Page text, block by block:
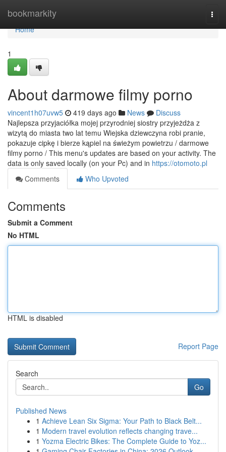
bookmarkity
Home
Home
1
About darmowe filmy porno
vincent1h07uvw5 419 days ago News
Discuss
Najlepsza przyjaciółka mojej przyrodniej siostry przyjeżdża z
wizytą do miasta two lat temu Wiejska dziewczyna robi pranie,
pokazuje cipkę i bierze kąpiel na świeżym powietrzu / darmowe
filmy porno / This menu's updates are based on your activity. The
data is only saved locally (on your Pc) and in https://otomoto.pl
Comments
Who Upvoted
Comments
Submit a Comment
No HTML
HTML is disabled
Report Page
Search
Go
Published News
1 Achieve Lean Six Sigma: Your Path to Black Belt...
1 Modern travel evolution reflects changing trave...
1 Yozma Electric Bikes: The Complete Guide to Yoz...